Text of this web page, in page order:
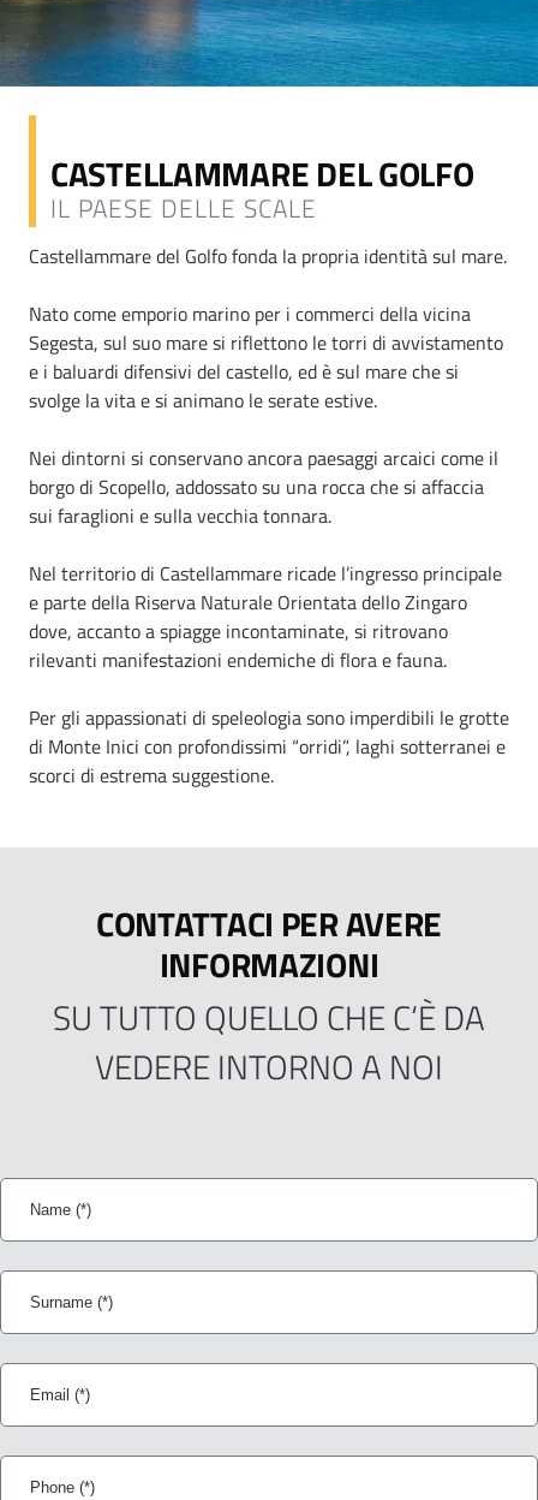
CASTELLAMMARE DEL GOLFO
IL PAESE DELLE SCALE
Castellammare del Golfo fonda la propria identità sul mare.
Nato come emporio marino per i commerci della vicina
Segesta, sul suo mare si riflettono le torri di avvistamento
e i baluardi difensivi del castello, ed è sul mare che si
svolge la vita e si animano le serate estive.
Nei dintorni si conservano ancora paesaggi arcaici come il
borgo di Scopello, addossato su una rocca che si affaccia
sui faraglioni e sulla vecchia tonnara.
Nel territorio di Castellammare ricade l’ingresso principale
e parte della Riserva Naturale Orientata dello Zingaro
dove, accanto a spiagge incontaminate, si ritrovano
rilevanti manifestazioni endemiche di flora e fauna.
Per gli appassionati di speleologia sono imperdibili le grotte
di Monte Inici con profondissimi “orridi”, laghi sotterranei e
scorci di estrema suggestione.
CONTATTACI PER AVERE
INFORMAZIONI
SU TUTTO QUELLO CHE C‘È DA
VEDERE INTORNO A NOI
Name
Surname
Email
Phone